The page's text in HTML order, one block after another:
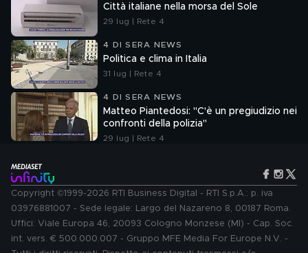
Città italiane nella morsa del Sole
29 lug | Rete 4
4 DI SERA NEWS
Politica e clima in Italia
31 lug | Rete 4
4 DI SERA NEWS
Matteo Piantedosi: "C'è un pregiudizio nei
confronti della polizia"
29 lug | Rete 4
Copyright ©1999-2026 RTI Business Digital - RTI S.p.A.: p. iva
03976881007 - Sede legale: Largo del Nazareno 8, 00187 Roma.
Uffici: Viale Europa 46, 20093 Cologno Monzese (MI) - Cap. Soc.
int. vers. € 500.000.007 - Gruppo MFE Media For Europe N.V. -